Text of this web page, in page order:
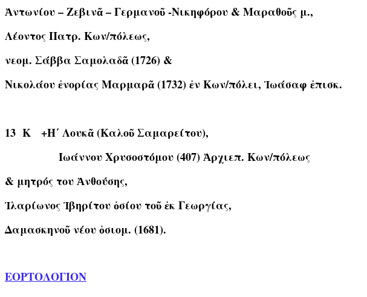
Ἀντωνίου – Ζεβινᾶ – Γερμανοῦ -Νικηφόρου & Μαραθοῦς μ.,
Λέοντος Πατρ. Κων/πόλεως,
νεομ. Σάββα Σαμολαδᾶ (1726) &
Νικολάου ἐνορίας Μαρμαρᾶ (1732) ἐν Κων/πόλει, Ἰωάσαφ ἐπισκ.
13 Κ
+H΄ Λουκᾶ (Καλοῦ Σαμαρείτου),
Ίωάννου Χρυσοστόμου (407) Ἀρχιεπ. Κων/πόλεως
& μητρός του Ἀνθούσης,
Ἰλαρίωνος Ἰβηρίτου ὁσίου τοῦ ἐκ Γεωργίας,
Δαμασκηνοῦ νέου ὁσιομ. (1681).
ΕΟΡΤΟΛΟΓΙΟΝ